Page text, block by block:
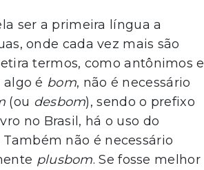
ser a primeira língua a
onde cada vez mais são
termos, como antônimos e
algo é bom, não é necessário
(ou desbom), sendo o prefixo
no Brasil, há o uso do
não é necessário
plusbom. Se fosse melhor